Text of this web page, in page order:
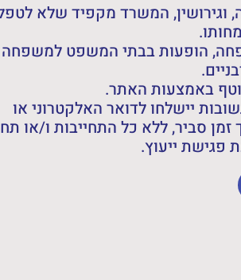
וגירושין, המשרד מקפיד שלא
הופעות בבתי המשפט למשפחה
באמצעות האתר.
יישלחו לדואר האלקטרוני או
זמן סביר, ללא כל התחייבות ו/או
ייעוץ.